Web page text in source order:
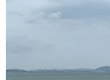
Một dự án nhà ở